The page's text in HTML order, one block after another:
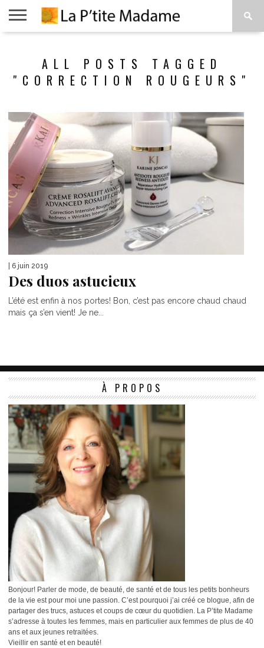
VIVRE
PROPOSALL POSTS TAGGED
"CORRECTION ROUGEURS"
| 6 juin 2019
Des duos astucieux
L’été est enfin à nos portes! Bon, c’est pas encore chaud chaud
mais ça s’en vient! Je ne...
À PROPOS
Bonjour! Parler de mode, de beauté, de santé et de tous les petits bonheurs
de la vie est pour moi une passion. C’est pourquoi j’ai créé ce blogue, afin de
partager des trucs, astuces et coups de cœur du quotidien. La P’tite Madame
s’adresse à toutes les femmes, mais en particulier aux femmes de plus de 40
ans et aux jeunes retraitées.
Vieillir en santé et en beauté!